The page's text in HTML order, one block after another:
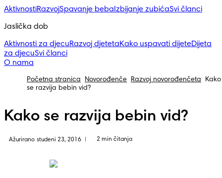
AktivnostiRazvojSpavanje beba Izbijanje zubićaSvi članci
Jaslička dob
Aktivnosti za djecuRazvoj djetetaKako uspavati dijeteDijeta
za djecuSvi članci
O nama
Početna stranica Novorođenče Razvoj novorođenčeta
Kako
se razvija bebin vid?
Kako se razvija bebin vid?
Ažurirano studeni 23, 2016 2 min čitanja